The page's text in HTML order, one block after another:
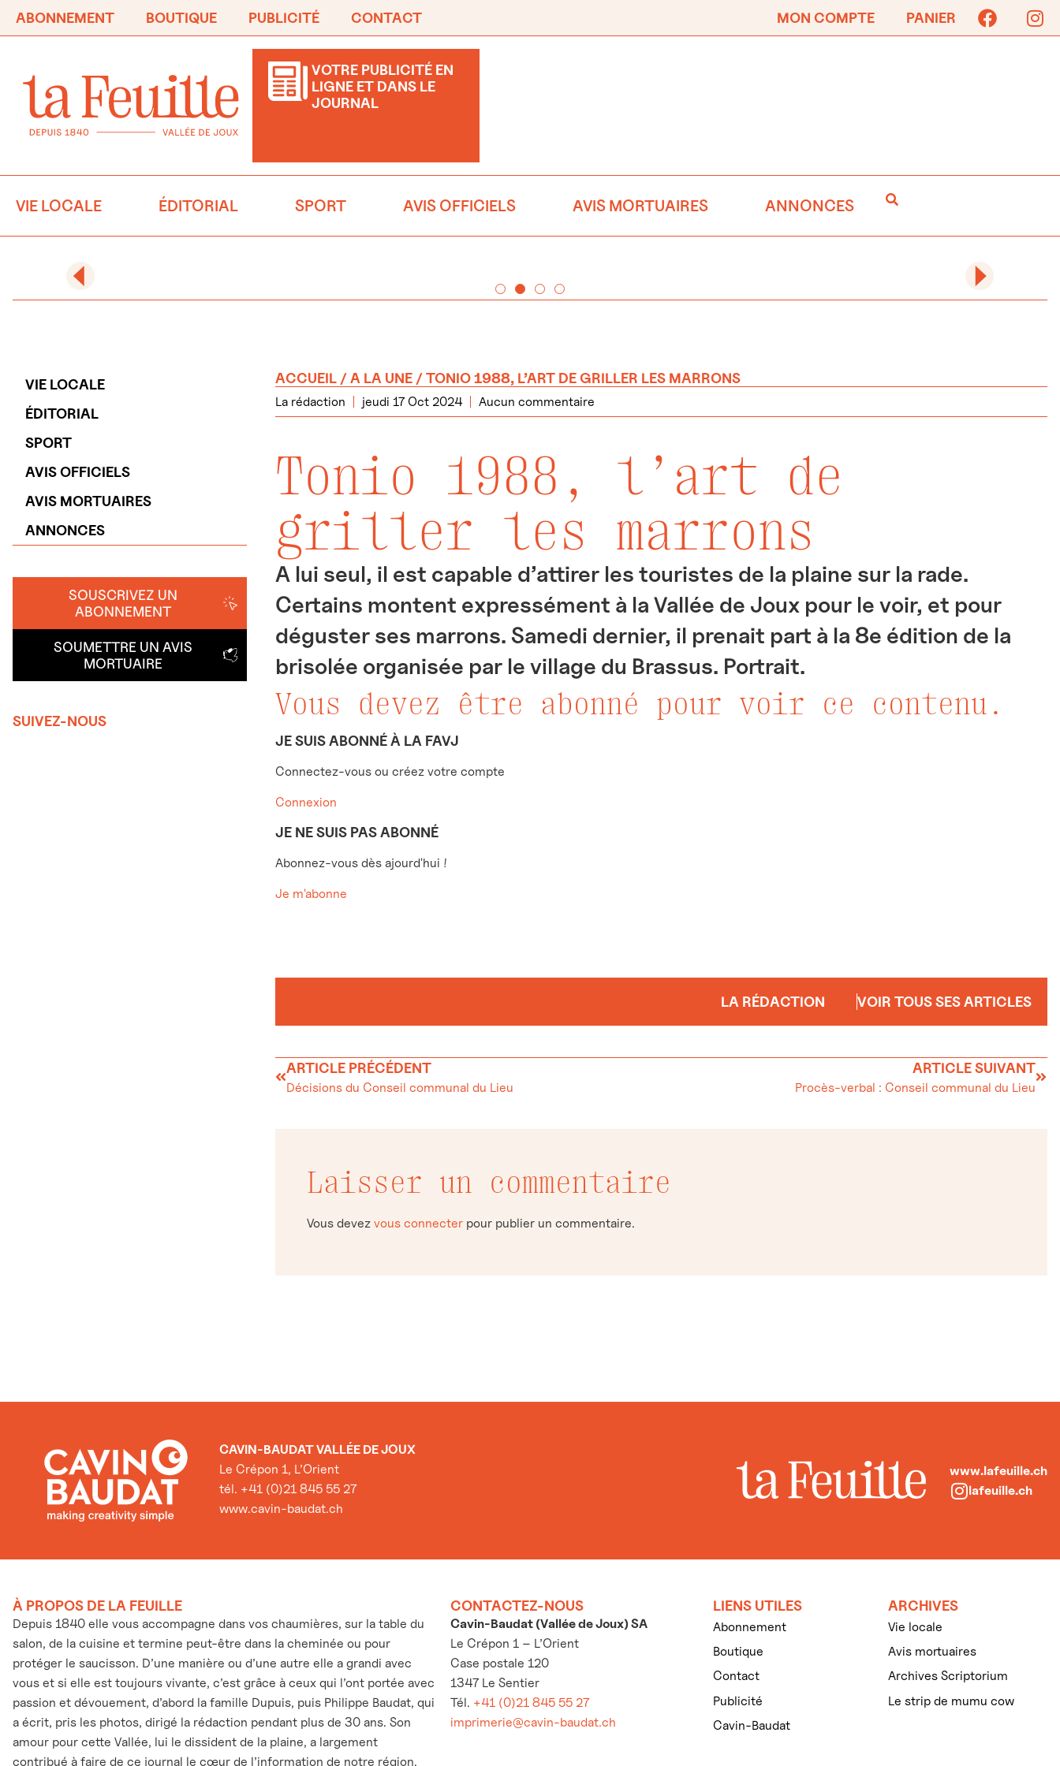
ABONNEMENT BOUTIQUE PUBLICITÉ CONTACT MON COMPTE PANIER
VOTRE PUBLICITÉ EN
LIGNE ET DANS LE
JOURNAL
VIE LOCALE ÉDITORIAL SPORT AVIS OFFICIELS AVIS MORTUAIRES ANNONCES
VIE LOCALE
ÉDITORIAL
SPORT
AVIS OFFICIELS
AVIS MORTUAIRES
ANNONCES
SOUSCRIVEZ UN
ABONNEMENT
SOUMETTRE UN AVIS
MORTUAIRE
SUIVEZ-NOUS
ACCUEIL /A LA UNE / TONIO 1988, L’ART DE GRILLER LES MARRONS
La rédaction jeudi 17 Oct 2024 Aucun commentaire
Tonio 1988, l’art de
griller les marrons
A lui seul, il est capable d’attirer les touristes de la plaine sur la rade.
Certains montent expressément à la Vallée de Joux pour le voir, et pour
déguster ses marrons. Samedi dernier, il prenait part à la 8e édition de la
brisolée organisée par le village du Brassus. Portrait.
Vous devez être abonné pour voir ce contenu.
JE SUIS ABONNÉ À LA FAVJ
Connectez-vous ou créez votre compte
Connexion
JE NE SUIS PAS ABONNÉ
Abonnez-vous dès ajourd'hui !
Je m'abonne
LA RÉDACTION VOIR TOUS SES ARTICLES
ARTICLE PRÉCÉDENT
Décisions du Conseil communal du Lieu
ARTICLE SUIVANT
Procès-verbal : Conseil communal du Lieu
Laisser un commentaire
Vous devez vous connecter pour publier un commentaire.
CAVIN-BAUDAT VALLÉE DE JOUX
Le Crépon 1, L’Orient
tél. +41 (0)21 845 55 27
www.cavin-baudat.ch
www.lafeuille.ch
lafeuille.ch
À PROPOS DE LA FEUILLE
Depuis 1840 elle vous accompagne dans vos chaumières, sur la table du
salon, de la cuisine et termine peut-être dans la cheminée ou pour
protéger le saucisson. D’une manière ou d’une autre elle a grandi avec
vous et si elle est toujours vivante, c’est grâce à ceux qui l’ont portée avec
passion et dévouement, d’abord la famille Dupuis, puis Philippe Baudat, qui
a écrit, pris les photos, dirigé la rédaction pendant plus de 30 ans. Son
amour pour cette Vallée, lui le dissident de la plaine, a largement
contribué à faire de ce journal le cœur de l’information de notre région.
CONTACTEZ-NOUS
Cavin-Baudat (Vallée de Joux) SA
Le Crépon 1 – L’Orient
Case postale 120
1347 Le Sentier
Tél. +41 (0)21 845 55 27
imprimerie@cavin-baudat.ch
LIENS UTILES
Abonnement
Boutique
Contact
Publicité
Cavin-Baudat
ARCHIVES
Vie locale
Avis mortuaires
Archives Scriptorium
Le strip de mumu cow